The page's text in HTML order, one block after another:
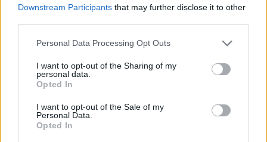
Downstream Participants that may further disclose it to other
Personal Data Processing Opt Outs
I want to opt-out of the Sharing of my
personal data.
Opted In
I want to opt-out of the Sale of my
Personal Data.
Opted In
A volt amerikai elnök ügyvédjei útján a Colorado államban
hozott döntés jogszerűtlenségének megállapítását, illetve
azt kéri, hogy a választási indulásból kizáró döntést
saját maguk döntsenek elnökjelöltjükről". Colorado állam
legfelsőbb bírósága decemberben határozott úgy, hogy